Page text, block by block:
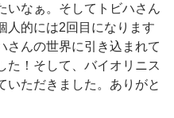
いなぁ。そしてトビハさん
人的には2回目になります
さんの世界に引き込まれて
た！そして、バイオリニス
いただきました。ありがと